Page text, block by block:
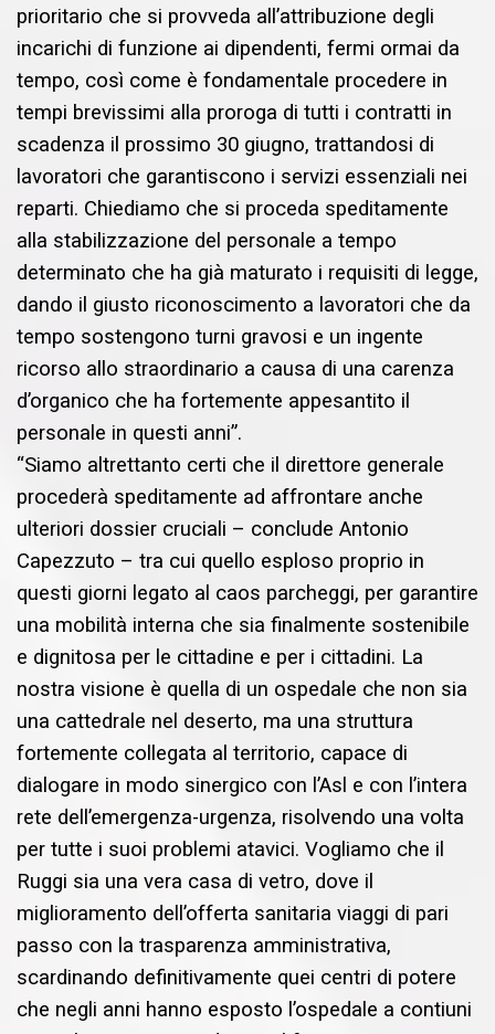
prioritario che si provveda all’attribuzione degli
incarichi di funzione ai dipendenti, fermi ormai da
tempo, così come è fondamentale procedere in
tempi brevissimi alla proroga di tutti i contratti in
scadenza il prossimo 30 giugno, trattandosi di
lavoratori che garantiscono i servizi essenziali nei
reparti. Chiediamo che si proceda speditamente
alla stabilizzazione del personale a tempo
determinato che ha già maturato i requisiti di legge,
dando il giusto riconoscimento a lavoratori che da
tempo sostengono turni gravosi e un ingente
ricorso allo straordinario a causa di una carenza
d’organico che ha fortemente appesantito il
personale in questi anni”.
“Siamo altrettanto certi che il direttore generale
procederà speditamente ad affrontare anche
ulteriori dossier cruciali – conclude Antonio
Capezzuto – tra cui quello esploso proprio in
questi giorni legato al caos parcheggi, per garantire
una mobilità interna che sia finalmente sostenibile
e dignitosa per le cittadine e per i cittadini. La
nostra visione è quella di un ospedale che non sia
una cattedrale nel deserto, ma una struttura
fortemente collegata al territorio, capace di
dialogare in modo sinergico con l’Asl e con l’intera
rete dell’emergenza-urgenza, risolvendo una volta
per tutte i suoi problemi atavici. Vogliamo che il
Ruggi sia una vera casa di vetro, dove il
miglioramento dell’offerta sanitaria viaggi di pari
passo con la trasparenza amministrativa,
scardinando definitivamente quei centri di potere
che negli anni hanno esposto l’ospedale a contiuni